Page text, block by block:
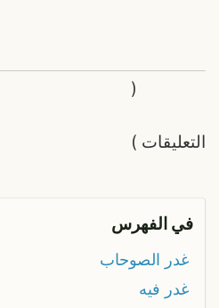
التعليقات
(
)
في الفهرس
غدر الصوحاب
غدر فيه